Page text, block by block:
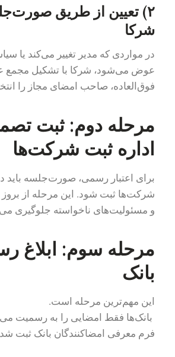
۲) تعیین از طریق
شرکا
در مواردی که مدیر تغییر می‌کند یا
عوض می‌شود، شرکا با تشکیل مجمع
فوق‌العاده، صاحب امضای مجاز را
مرحله دوم: ثبت
اداره ثبت شرکت‌ها
برای اعتبار رسمی، صورت‌جلسه باید
شرکت‌ها ثبت شود. این مرحله از بروز
و مسئولیت‌های ناخواسته جلوگیری
مرحله سوم: ابلاغ
بانک
این مهم‌ترین مرحله است.
بانک‌ها فقط امضایی را به رسمیت
فرم معرفی امضاکنندگان بانک ثبت